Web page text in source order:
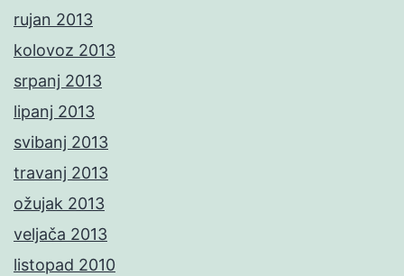
rujan 2013
kolovoz 2013
srpanj 2013
lipanj 2013
svibanj 2013
travanj 2013
ožujak 2013
veljača 2013
listopad 2010